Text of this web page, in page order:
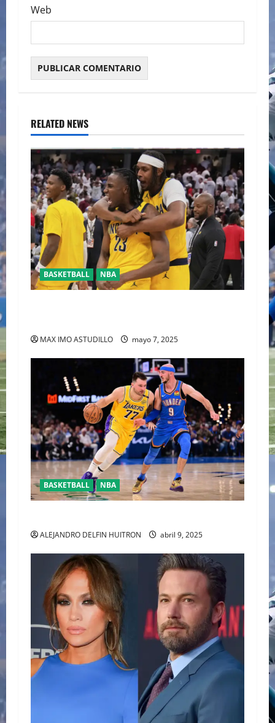
Web
RELATED NEWS
BASKETBALL NBA
MAX IMO ASTUDILLO mayo 7, 2025
BASKETBALL NBA
ALEJANDRO DELFIN HUITRON abril 9, 2025